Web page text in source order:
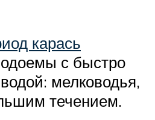
карась
с быстро
мелководья,
течением.